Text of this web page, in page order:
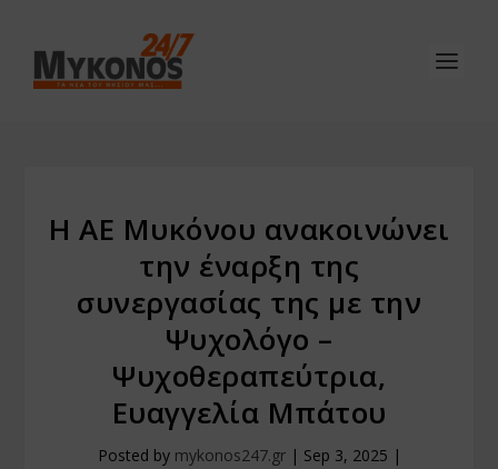
Η ΑΕ Μυκόνου ανακοινώνει
την έναρξη της
συνεργασίας της με την
Ψυχολόγο –
Ψυχοθεραπεύτρια,
Ευαγγελία Μπάτου
Posted by mykonos247.gr| Sep 3, 2025 |